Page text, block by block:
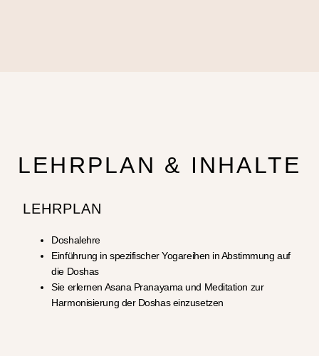
LEHRPLAN & INHALTE
LEHRPLAN
Doshalehre
Einführung in spezifischer Yogareihen in Abstimmung auf
die Doshas
Sie erlernen Asana Pranayama und Meditation zur
Harmonisierung der Doshas einzusetzen